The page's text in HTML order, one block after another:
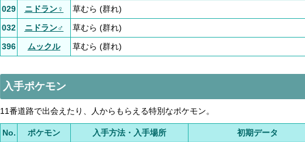
029
ニドラン♀
草むら (群れ)
032
ニドラン♂
草むら (群れ)
396
ムックル 草むら (群れ)
入手ポケモン
11番道路で出会えたり、人からもらえる特別なポケモン。
No. ポケモン 入手方法・入手場所
初期データ